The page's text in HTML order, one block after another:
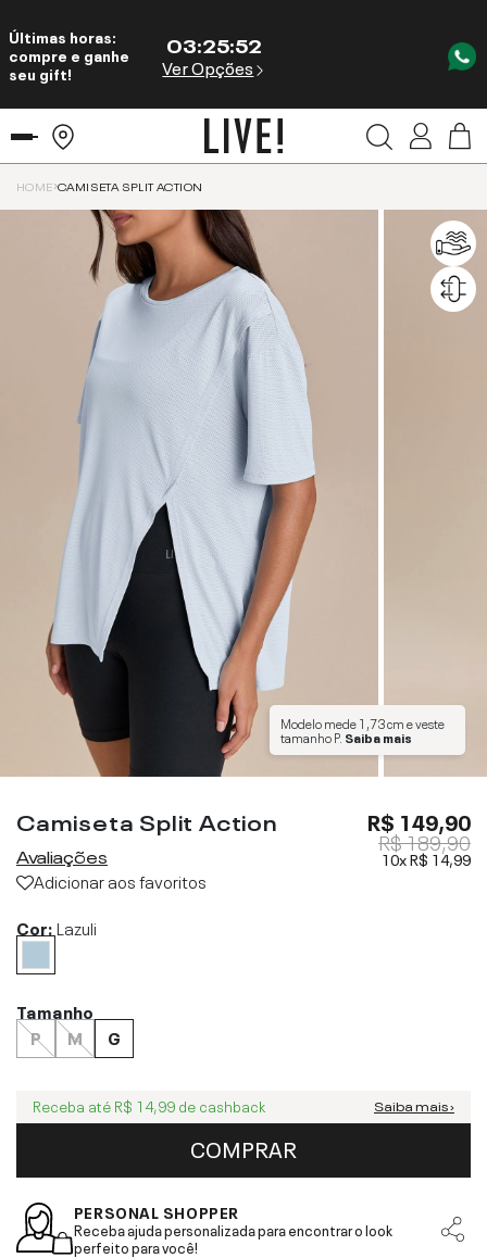
Últimas horas:
compre e ganhe
seu gift!
03:25:51
Ver Opções
HOME CAMISETA SPLIT ACTION
Modelo mede1,73 cme veste
tamanhoP. Saiba mais
Camiseta Split Action
Avaliações
Adicionar aos favoritos
R$ 149,90
R$ 189,90
10xR$ 14,99
Cor:Lazuli
Tamanho
P
M G
Receba até R$ 14,99 de cashback Saiba mais ›
COMPRAR
PERSONAL SHOPPER
Receba ajuda personalizada para encontrar o look
perfeito para você!